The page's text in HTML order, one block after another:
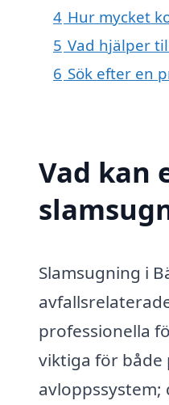
4 Hur mycket
5 Vad hjälper
6 Sök efter en
Vad kan
Slamsugning i
professionella
viktiga för både